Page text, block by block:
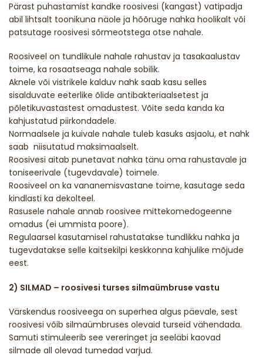
Pärast puhastamist kandke roosivesi (kangast) vatipadja
abil lihtsalt toonikuna näole ja hõõruge nahka hoolikalt või
patsutage roosivesi sõrmeotstega otse nahale.
Roosiveel on tundlikule nahale rahustav ja tasakaalustav
toime, ka rosaatseaga nahale sobilik.
Aknele või vistrikele kalduv nahk saab kasu selles
sisalduvate eeterlike õlide antibakteriaalsetest ja
põletikuvastastest omadustest. Võite seda kanda ka
kahjustatud piirkondadele.
Normaalsele ja kuivale nahale tuleb kasuks asjaolu, et nahk
saab niisutatud maksimaalselt.
Roosivesi aitab punetavat nahka tänu oma rahustavale ja
toniseerivale (tugevdavale) toimele.
Roosiveel on ka vananemisvastane toime, kasutage seda
kindlasti ka dekolteel.
Rasusele nahale annab roosivee mittekomedogeenne
omadus (ei ummista poore).
Regulaarsel kasutamisel rahustatakse tundlikku nahka ja
tugevdatakse selle kaitsekilpi keskkonna kahjulike mõjude
eest.
2) SILMAD – roosivesi turses silmaümbruse vastu
Värskendus roosiveega on superhea algus päevale, sest
roosivesi võib silmaümbruses olevaid turseid vähendada.
Samuti stimuleerib see vereringet ja seeläbi kaovad
silmade all olevad tumedad varjud.